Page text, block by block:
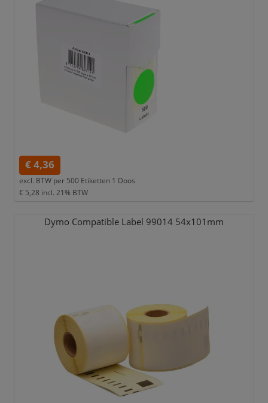
€ 4,36
excl. BTW per 500 Etiketten 1 Doos
€ 5,28 incl. 21% BTW
Dymo Compatible Label 99014 54x101mm